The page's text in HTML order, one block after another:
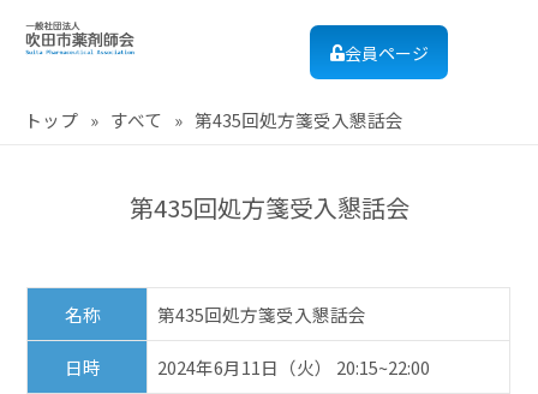
会員ページ
トップ » すべて » 第435回処方箋受入懇話会
第435回処方箋受入懇話会
名称 第435回処方箋受入懇話会
日時 2024年6月11日（火） 20:15~22:00